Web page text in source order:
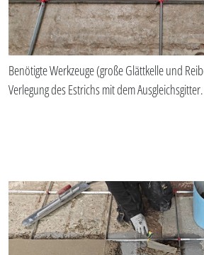
Benötigte Werkzeuge (große Glättkelle und
Verlegung des Estrichs mit dem Ausgleichsgitter.